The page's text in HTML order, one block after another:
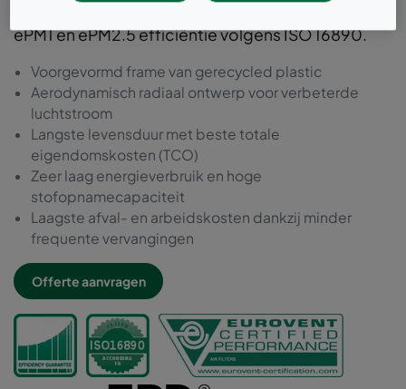
ePM1 en ePM2.5 efficiëntie volgens ISO 16890.
Voorgevormd frame van gerecycled plastic
Aerodynamisch radiaal ontwerp voor verbeterde
luchtstroom
Langste levensduur met beste totale
eigendomskosten (TCO)
Zeer laag energieverbruik en hoge
stofopnamecapaciteit
Laagste afval- en arbeidskosten dankzij minder
frequente vervangingen
Offerte aanvragen